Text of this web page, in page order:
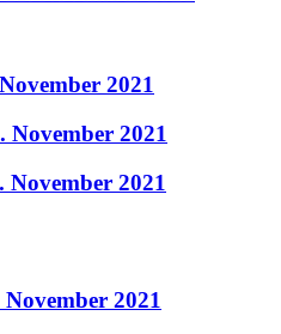
2021
November 2021
November 2021
2021